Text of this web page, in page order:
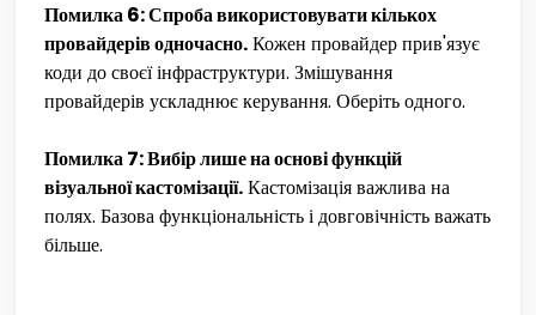
Помилка 6: Спроба використовувати кількох
провайдерів одночасно.Кожен провайдер прив'язує
коди до своєї інфраструктури. Змішування
провайдерів ускладнює керування. Оберіть одного.
Помилка 7: Вибір лише на основі функцій
візуальної кастомізації.Кастомізація важлива на
полях. Базова функціональність і довговічність важать
більше.